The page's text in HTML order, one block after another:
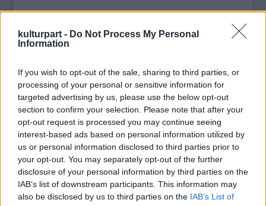
kulturpart - Do Not Process My Personal
Information
If you wish to opt-out of the sale, sharing to third parties, or
processing of your personal or sensitive information for
targeted advertising by us, please use the below opt-out
section to confirm your selection. Please note that after your
opt-out request is processed you may continue seeing
interest-based ads based on personal information utilized by
us or personal information disclosed to third parties prior to
your opt-out. You may separately opt-out of the further
disclosure of your personal information by third parties on the
IAB’s list of downstream participants. This information may
also be disclosed by us to third parties on the IAB’s List of